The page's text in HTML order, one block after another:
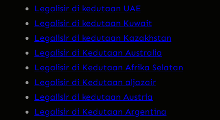
Legalisir di kedutaan UAE
Legalisir di kedutaan Kuwait
Legalisir di kedutaan Kazakhstan
Legalisir di Kedutaan Australia
Legalisir di Kedutaan Afrika Selatan
Legalisir di Kedutaan aljazair
Legalisir di kedutaan Austria
Legalisir di Kedutaan Argentina